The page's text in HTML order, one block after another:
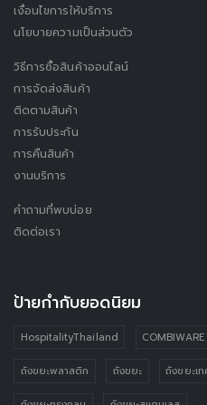
เงื่อนไขการให้บริการ
นโยบายความเป็นส่วนตัว
วิธีการซื้อสินค้าออนไลน์
การจัดส่งสินค้า
ติดตามสินค้า
การรับประกัน
การคืนสินค้า
งานบริการ
คำถามที่พบบ่อย
ติดต่อเรา
ป้ายกำกับยอดนิยม
HospitalityThailand COMBIWARE
ถังขยะพลาสติก ถังขยะ ถังขยะเ